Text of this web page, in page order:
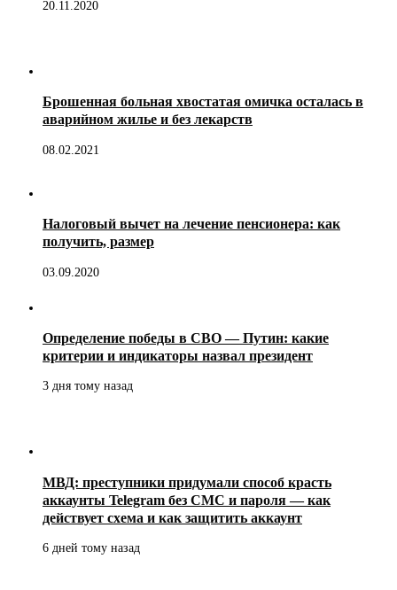
20.11.2020
Брошенная больная хвостатая омичка осталась в
аварийном жилье и без лекарств
08.02.2021
Налоговый вычет на лечение пенсионера: как
получить, размер
03.09.2020
Определение победы в СВО — Путин: какие
критерии и индикаторы назвал президент
3 дня тому назад
МВД: преступники придумали способ красть
аккаунты Telegram без СМС и пароля — как
действует схема и как защитить аккаунт
6 дней тому назад